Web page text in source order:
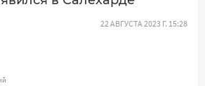
22 АВГУСТА 2023 Г. 15:28